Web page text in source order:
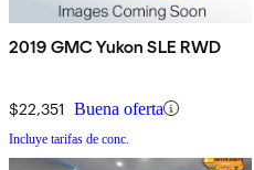
2019 GMC Yukon SLE RWD
$22,351 Buena oferta
Incluye tarifas de conc.